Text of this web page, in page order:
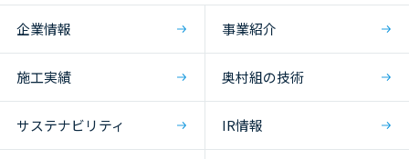
企業情報 事業紹介
施工実績 奥村組の技術
サステナビリティ IR情報